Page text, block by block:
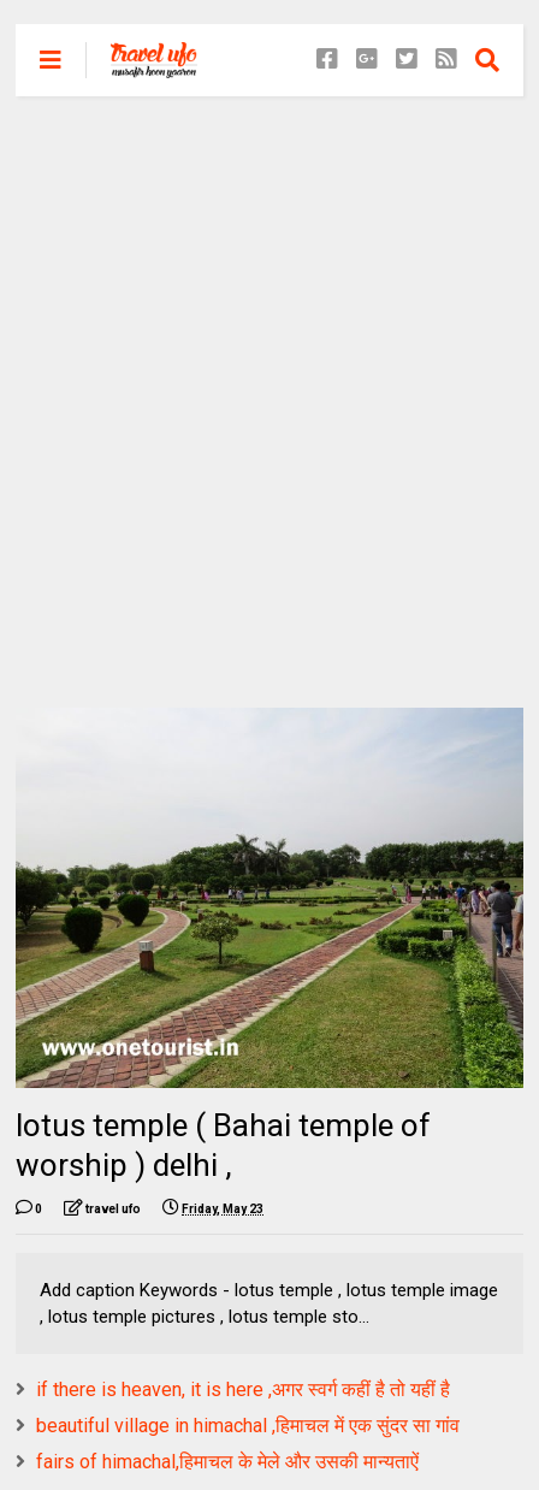
lotus temple ( Bahai temple of
worship ) delhi ,
0 travel ufo Friday, May 23
Add caption Keywords - lotus temple , lotus temple image
, lotus temple pictures , lotus temple sto...
if there is heaven, it is here ,अगर स्वर्ग कहीं है तो यहीं है
beautiful village in himachal ,हिमाचल में एक सुंदर सा गांव
fairs of himachal,हिमाचल के मेले और उसकी मान्यताऐं